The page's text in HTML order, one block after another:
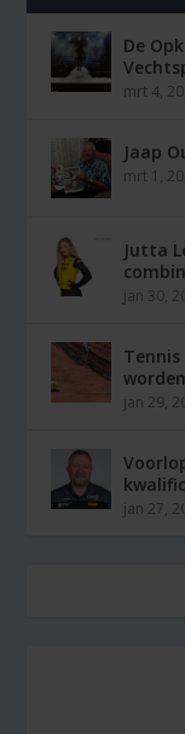
De
mrt 4,
Jaap
mrt 1,
Jutta
jan 30,
worden
jan 29,
jan 27,